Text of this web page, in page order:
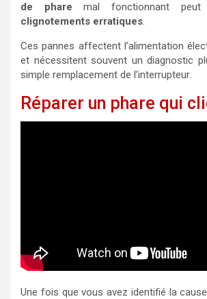
de phare mal fonctionnant peut
clignotements erratiques.
Ces pannes affectent l’alimentation
et nécessitent souvent un diagnostic
simple remplacement de l’interrupteur.
Réparer un phare qui
Une fois que vous avez identifié la